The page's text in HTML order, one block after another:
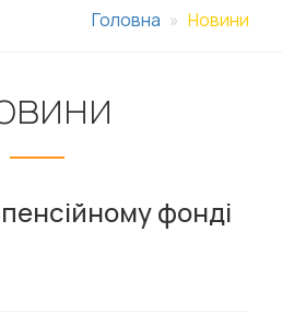
X
Головна Новини
фонді